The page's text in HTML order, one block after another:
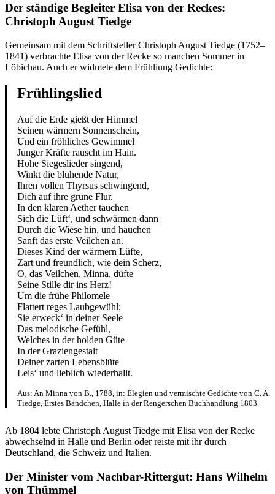
Der ständige Begleiter Elisa von der Reckes:
Christoph August Tiedge
Gemeinsam mit dem Schriftsteller Christoph August Tiedge (1752–
1841) verbrachte Elisa von der Recke so manchen Sommer in
Löbichau. Auch er widmete dem Frühliung Gedichte:
Frühlingslied
Auf die Erde gießt der Himmel
Seinen wärmern Sonnenschein,
Und ein fröhliches Gewimmel
Junger Kräfte rauscht im Hain.
Hohe Siegeslieder singend,
Winkt die blühende Natur,
Ihren vollen Thyrsus schwingend,
Dich auf ihre grüne Flur.
In den klaren Aether tauchen
Sich die Lüft‘, und schwärmen dann
Durch die Wiese hin, und hauchen
Sanft das erste Veilchen an.
Dieses Kind der wärmern Lüfte,
Zart und freundlich, wie dein Scherz,
O, das Veilchen, Minna, düfte
Seine Stille dir ins Herz!
Um die frühe Philomele
Flattert reges Laubgewühl;
Sie erweck‘ in deiner Seele
Das melodische Gefühl,
Welches in der holden Güte
In der Graziengestalt
Deiner zarten Lebensblüte
Leis‘ und lieblich wiederhallt.
Aus: An Minna von B., 1788, in: Elegien und vermischte Gedichte von C. A.
Tiedge, Erstes Bändchen, Halle in der Rengerschen Buchhandlung 1803.
Ab 1804 lebte Christoph August Tiedge mit Elisa von der Recke
abwechselnd in Halle und Berlin oder reiste mit ihr durch
Deutschland, die Schweiz und Italien.
Der Minister vom Nachbar-Rittergut: Hans Wilhelm
von Thümmel